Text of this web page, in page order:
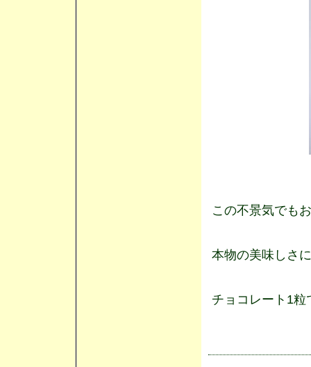
この不景気でも
本物の美味しさ
チョコレート1